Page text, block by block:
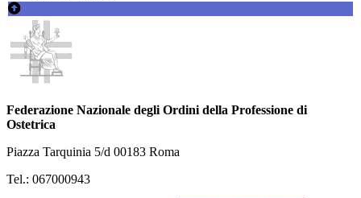
Federazione Nazionale degli Ordini della Professione di
Ostetrica
Piazza Tarquinia 5/d 00183 Roma
Tel.: 067000943